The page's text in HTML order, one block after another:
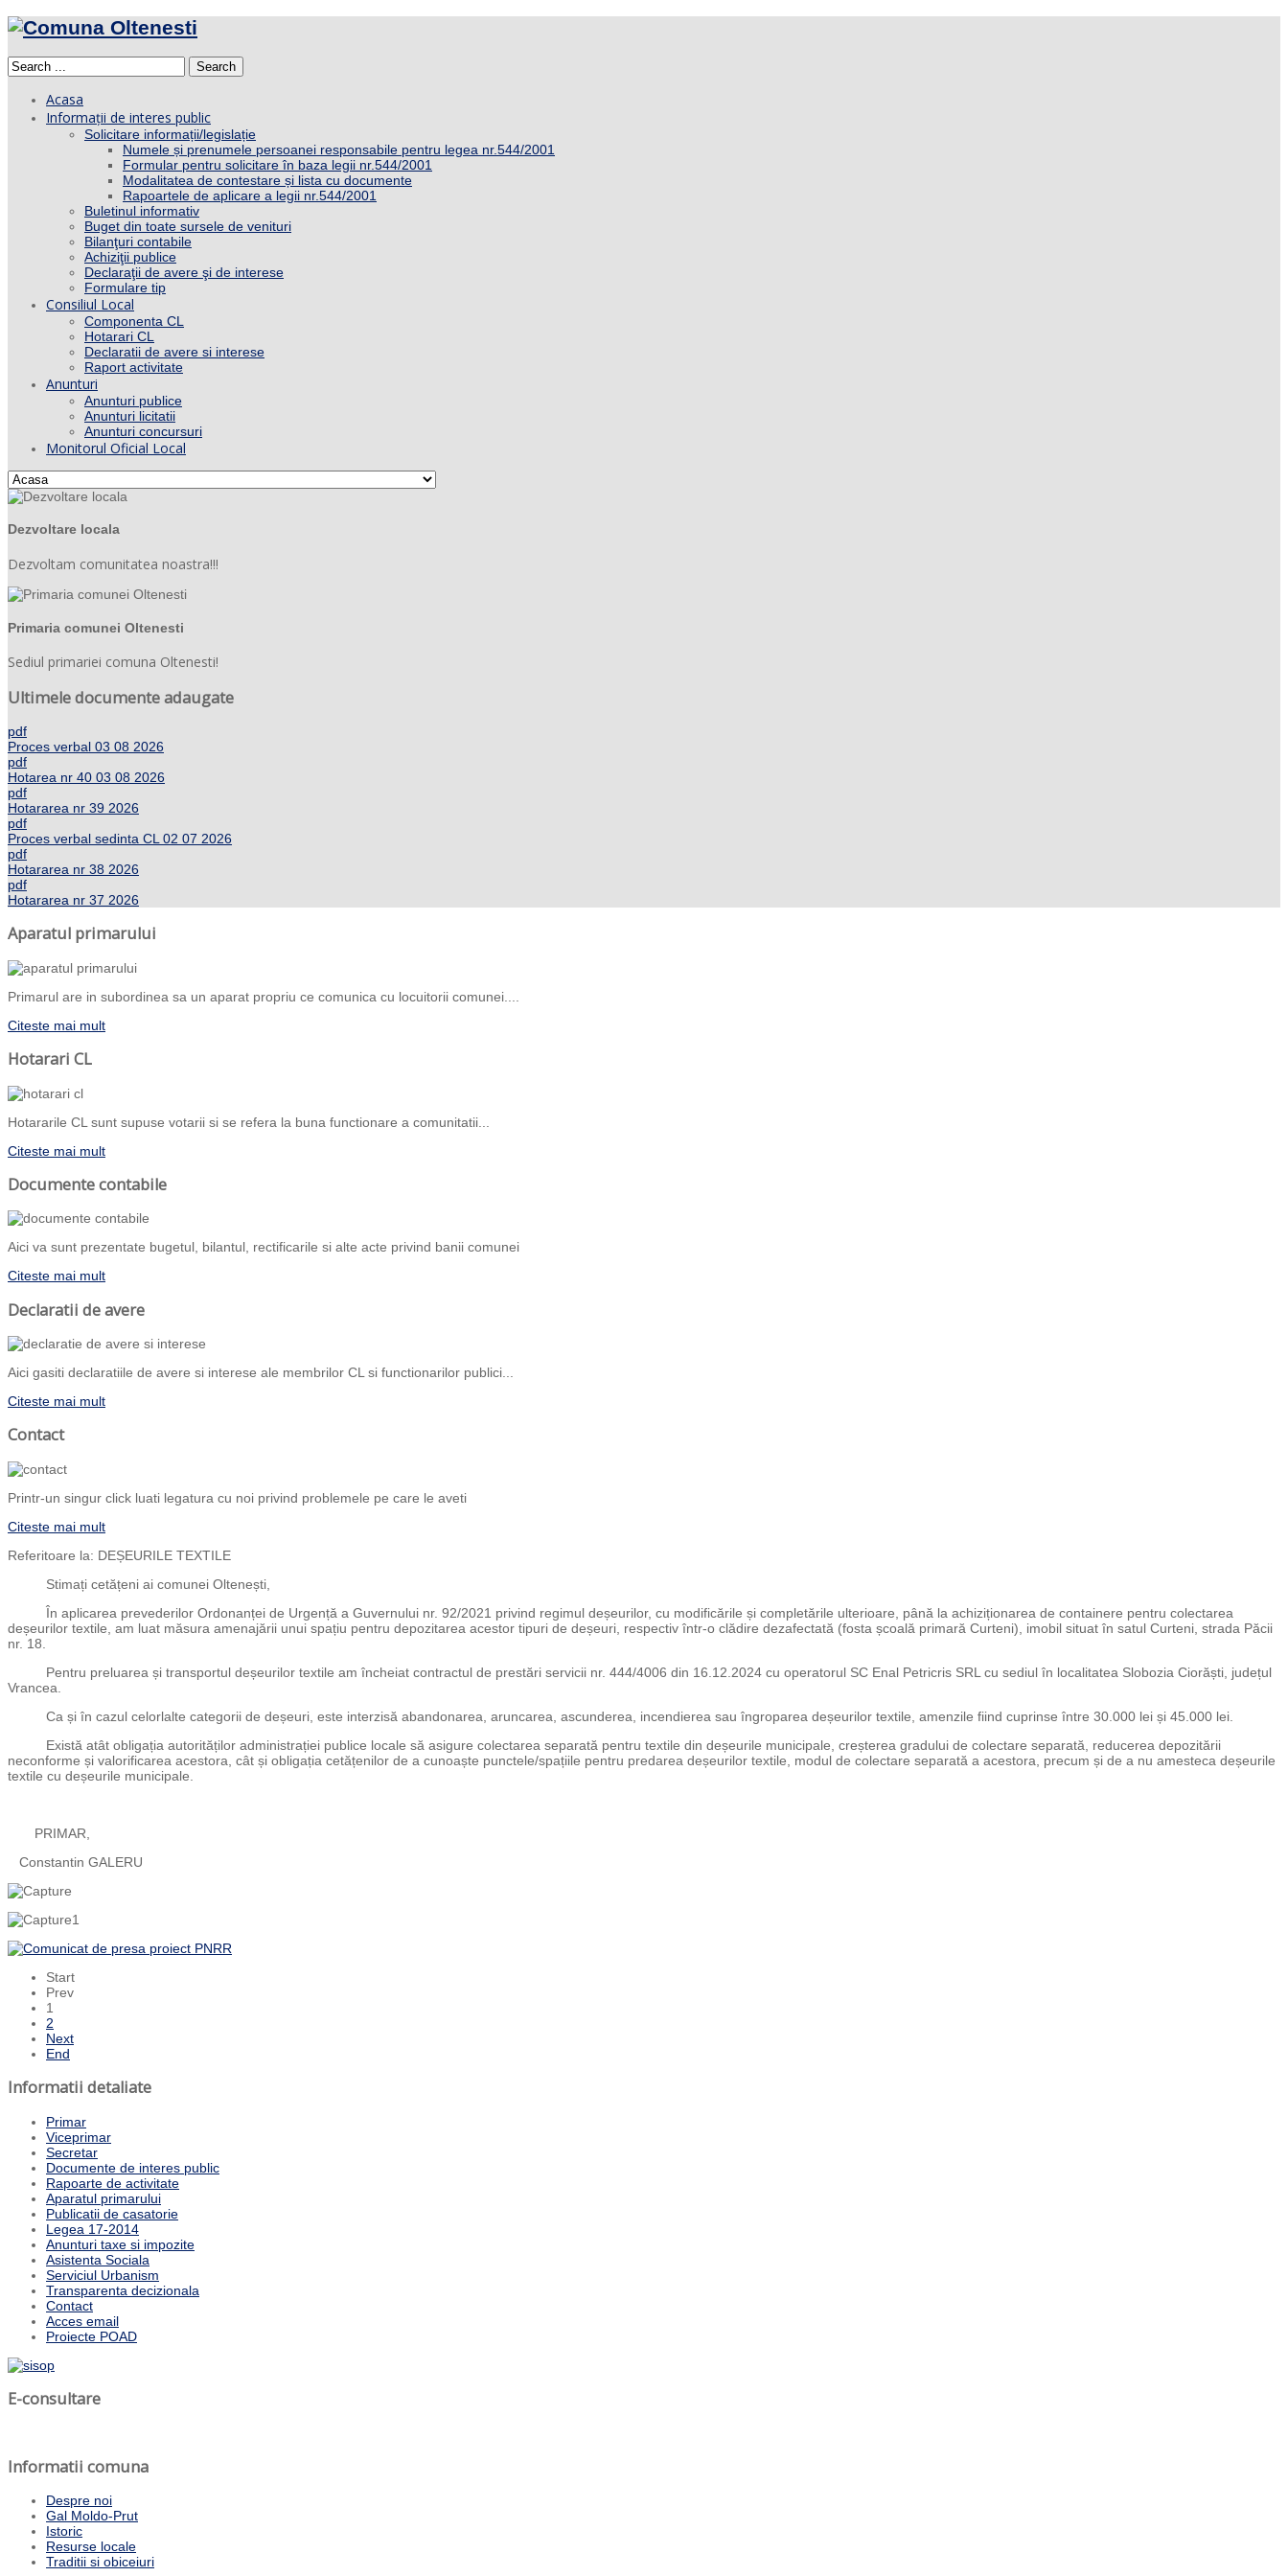
Search
Acasa
Informații de interes public
Solicitare informații/legislație
Numele și prenumele persoanei responsabile pentru legea nr.544/2001
Formular pentru solicitare în baza legii nr.544/2001
Modalitatea de contestare și lista cu documente
Rapoartele de aplicare a legii nr.544/2001
Buletinul informativ
Buget din toate sursele de venituri
Bilanţuri contabile
Achiziţii publice
Declaraţii de avere şi de interese
Formulare tip
Consiliul Local
Componenta CL
Hotarari CL
Declaratii de avere si interese
Raport activitate
Anunturi
Anunturi publice
Anunturi licitatii
Anunturi concursuri
Monitorul Oficial Local
Dezvoltare locala
Dezvoltam comunitatea noastra!!!
Primaria comunei Oltenesti
Sediul primariei comuna Oltenesti!
Ultimele documente adaugate
pdf
Proces verbal 03 08 2026
pdf
Hotarea nr 40 03 08 2026
pdf
Hotararea nr 39 2026
pdf
Proces verbal sedinta CL 02 07 2026
pdf
Hotararea nr 38 2026
pdf
Hotararea nr 37 2026
Aparatul primarului
Primarul are in subordinea sa un aparat propriu ce comunica cu locuitorii comunei....
Citeste mai mult
Hotarari CL
Hotararile CL sunt supuse votarii si se refera la buna functionare a comunitatii...
Citeste mai mult
Documente contabile
Aici va sunt prezentate bugetul, bilantul, rectificarile si alte acte privind banii comunei
Citeste mai mult
Declaratii de avere
Aici gasiti declaratiile de avere si interese ale membrilor CL si functionarilor publici...
Citeste mai mult
Contact
Printr-un singur click luati legatura cu noi privind problemele pe care le aveti
Citeste mai mult
Referitoare la: DEȘEURILE TEXTILE
Stimați cetățeni ai comunei Oltenești,
În aplicarea prevederilor Ordonanței de Urgență a Guvernului nr. 92/2021 privind regimul deșeurilor, cu modificările și completările ulterioare, până la achiziționarea de containere pentru colectarea
deșeurilor textile, am luat măsura amenajării unui spațiu pentru depozitarea acestor tipuri de deșeuri, respectiv într-o clădire dezafectată (fosta școală primară Curteni), imobil situat în satul Curteni, strada Păcii
nr. 18.
Pentru preluarea și transportul deșeurilor textile am încheiat contractul de prestări servicii nr. 444/4006 din 16.12.2024 cu operatorul SC Enal Petricris SRL cu sediul în localitatea Slobozia Ciorăști, județul
Vrancea.
Ca și în cazul celorlalte categorii de deșeuri, este interzisă abandonarea, aruncarea, ascunderea, incendierea sau îngroparea deșeurilor textile, amenzile fiind cuprinse între 30.000 lei și 45.000 lei.
Există atât obligația autorităților administrației publice locale să asigure colectarea separată pentru textile din deșeurile municipale, creșterea gradului de colectare separată, reducerea depozitării
neconforme și valorificarea acestora, cât și obligația cetățenilor de a cunoaște punctele/spațiile pentru predarea deșeurilor textile, modul de colectare separată a acestora, precum și de a nu amesteca deșeurile
textile cu deșeurile municipale.
PRIMAR,
Constantin GALERU
Start
Prev
1
2
Next
End
Informatii detaliate
Primar
Viceprimar
Secretar
Documente de interes public
Rapoarte de activitate
Aparatul primarului
Publicatii de casatorie
Legea 17-2014
Anunturi taxe si impozite
Asistenta Sociala
Serviciul Urbanism
Transparenta decizionala
Contact
Acces email
Proiecte POAD
E-consultare
Informatii comuna
Despre noi
Gal Moldo-Prut
Istoric
Resurse locale
Traditii si obiceiuri